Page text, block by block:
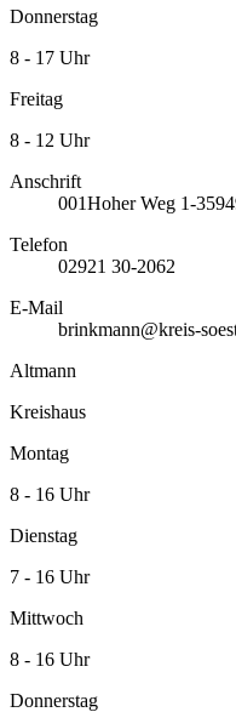
Donnerstag
8 - 17 Uhr
Freitag
8 - 12 Uhr
Anschrift
001Hoher Weg 1-3
Telefon
02921 30-2062
E-Mail
brinkmann@kreis-
Altmann
Kreishaus
Montag
8 - 16 Uhr
Dienstag
7 - 16 Uhr
Mittwoch
8 - 16 Uhr
Donnerstag